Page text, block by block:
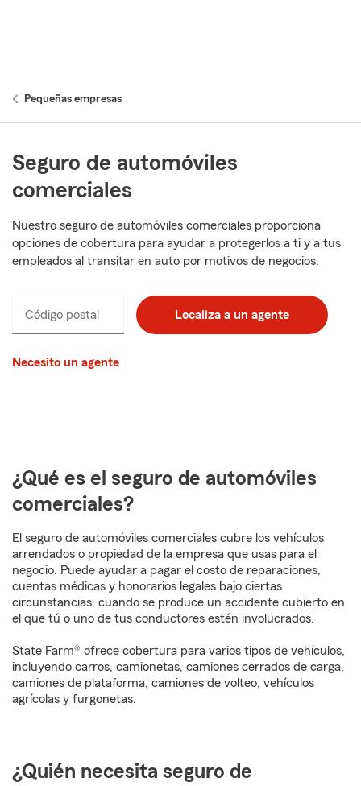
Pequeñas empresas
Seguro de automóviles
comerciales
Nuestro seguro de automóviles comerciales proporciona
opciones de cobertura para ayudar a protegerlos a ti y a tus
empleados al transitar en auto por motivos de negocios.
Código postal Localiza a un agente
Necesito un agente
¿Qué es el seguro de automóviles
comerciales?
El seguro de automóviles comerciales cubre los vehículos
arrendados o propiedad de la empresa que usas para el
negocio. Puede ayudar a pagar el costo de reparaciones,
cuentas médicas y honorarios legales bajo ciertas
circunstancias, cuando se produce un accidente cubierto en
el que tú o uno de tus conductores estén involucrados.
State Farm® ofrece cobertura para varios tipos de vehículos,
incluyendo carros, camionetas, camiones cerrados de carga,
camiones de plataforma, camiones de volteo, vehículos
agrícolas y furgonetas.
¿Quién necesita seguro de